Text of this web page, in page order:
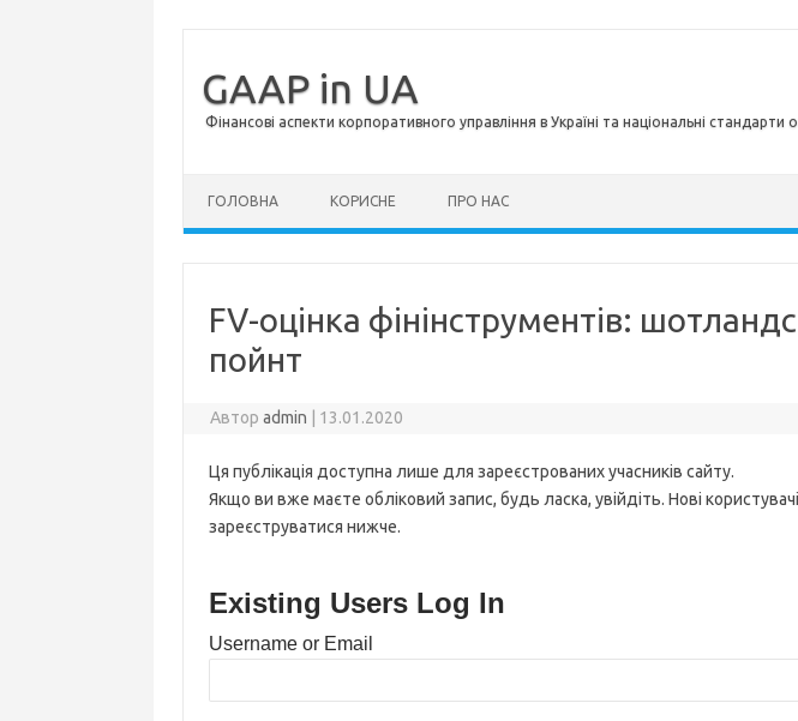
GAAP in UA
Фінансові аспекти корпоративного управління в Україні та національні
ГОЛОВНА КОРИСНЕ ПРО НАС
FV-оцінка фінінструментів:
пойнт
Авторadmin 13.01.2020
Ця публікація доступна лише для зареєстрованих учасників сайту.
Якщо ви вже маєте обліковий запис, будь ласка, увійдіть. Нові
зареєструватися нижче.
Existing Users Log In
Username or Email